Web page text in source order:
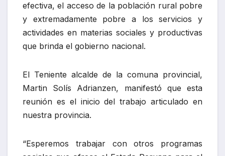
efectiva, el acceso de la población rural pobre
y extremadamente pobre a los servicios y
actividades en materias sociales y productivas
que brinda el gobierno nacional.
El Teniente alcalde de la comuna provincial,
Martin Solís Adrianzen, manifestó que esta
reunión es el inicio del trabajo articulado en
nuestra provincia.
“Esperemos trabajar con otros programas